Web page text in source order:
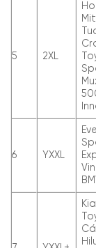
5 2XL
6 YXXL